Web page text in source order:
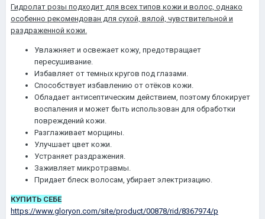
Гидролат розы подходит для всех типов кожи и волос, однако
особенно рекомендован для сухой, вялой, чувствительной и
раздраженной кожи.
Увлажняет и освежает кожу, предотвращает
пересушивание.
Избавляет от темных кругов под глазами.
Способствует избавлению от отёков кожи.
Обладает антисептическим действием, поэтому блокирует
воспаления и может быть использован для обработки
повреждений кожи.
Разглаживает морщины.
Улучшает цвет кожи.
Устраняет раздражения.
Заживляет микротравмы.
Придает блеск волосам, убирает электризацию.
КУПИТЬ СЕБЕ
https://www.gloryon.com/site/product/00878/rid/8367974/p